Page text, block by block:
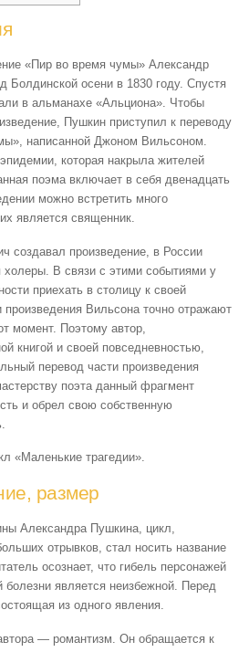
«Пир во время чумы» Александр
Болдинской осени в 1830 году. Спустя
в альманахе «Альциона». Чтобы
Пушкин приступил к переводу
написанной Джоном Вильсоном.
которая накрыла жителей
поэма включает в себя двенадцать
можно встретить много
является священник.
создавал произведение, в России
холеры. В связи с этими событиями у
приехать в столицу к своей
Вильсона точно отражают
момент. Поэтому автор,
книгой и своей повседневностью,
перевод части произведения
поэта данный фрагмент
и обрел свою собственную
«Маленькие трагедии».
размер
Александра Пушкина, цикл,
отрывков, стал носить название
осознает, что гибель персонажей
болезни является неизбежной. Перед
из одного явления.
— романтизм. Он обращается к